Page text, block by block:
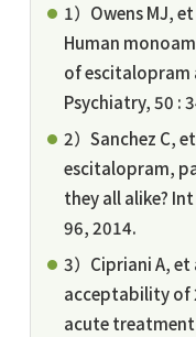
1）Owens MJ,
Human
of escitalopram
Psychiatry, 50 :
2）Sanchez C,
escitalopram,
they all alike?
96, 2014.
3）Cipriani A,
acceptability of
acute